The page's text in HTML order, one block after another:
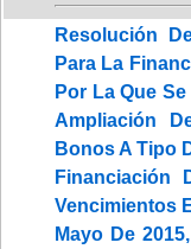
Resolución
Para La
Por La Que
Ampliación
Bonos A Tipo
Financiación
Vencimientos
Mayo De